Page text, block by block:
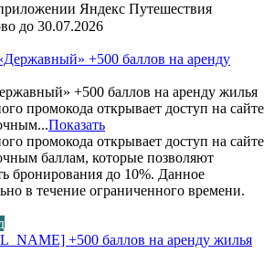
Яндекс Путешествия
до 30.07.2026
+500 баллов на аренду жилья
промокода открывает доступ на сайте
Показать
промокода открывает доступ на сайте
баллам, которые позволяют
бронирования до 10%. Данное
в течение ограниченного времени.